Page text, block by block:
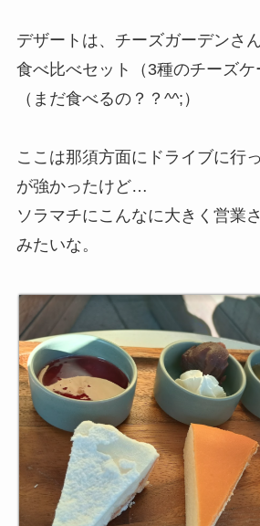
デザートは、チーズガーデンさ
食べ比べセット（3種のチーズケ
（まだ食べるの？？^^;）
ここは那須方面にドライブに行
が強かったけど…
ソラマチにこんなに大きく営業
みたいな。